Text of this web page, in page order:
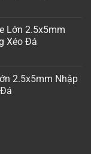
Lớn 2.5x5mm
Xéo Đá
2.5x5mm Nhập